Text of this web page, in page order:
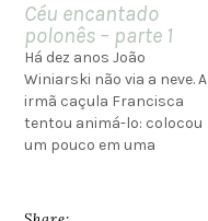
Céu encantado
polonês – parte 1
Há dez anos João
Winiarski não via a neve. A
irmã caçula Francisca
tentou animá-lo: colocou
um pouco em uma
que morava no Brasil. A